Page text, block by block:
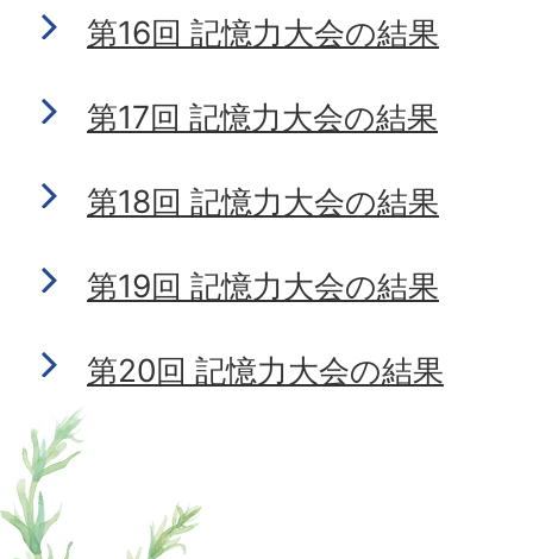
第16回 記憶力大会の結果
第17回 記憶力大会の結果
第18回 記憶力大会の結果
第19回 記憶力大会の結果
第20回 記憶力大会の結果